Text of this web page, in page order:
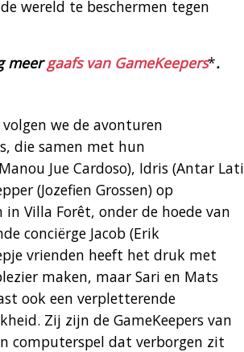
wereld te beschermen tegen
meergaafs van GameKeepers*.
volgen we de avonturen
die samen met hun
Jue Cardoso), Idris (Antar
(Jozefien Grossen) op
Villa Forêt, onder de hoede van
conciërge Jacob (Erik
vrienden heeft het druk met
maken, maar Sari en Mats
ook een verpletterende
Zij zijn de GameKeepers van
computerspel dat verborgen zit